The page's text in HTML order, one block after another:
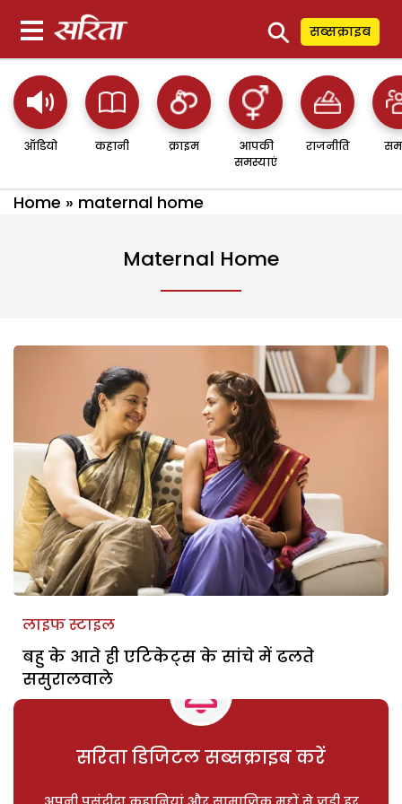
⚲ सब्सक्राइब
ऑडियो कहानी क्राइम
आपकी
समस्याएं
राजनीति
Home » maternal home
Maternal Home
लाइफ स्टाइल
बहु के आते ही एटिकेट्स के सांचे में ढलते
ससुरालवाले
सरिता डिजिटल सब्सक्राइब करें